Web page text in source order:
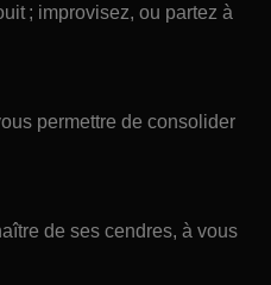
; improvisez, ou partez à
permettre de consolider
de ses cendres, à vous